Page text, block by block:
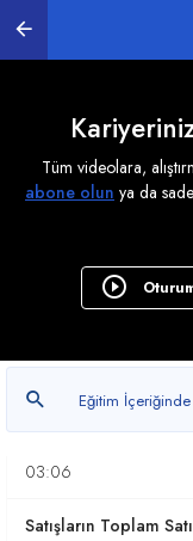
Tüm videolara,
abone olun ya da
Ülkeler Bazında Satış
04:31
Bürüt Karın Üstü
Yıllık Prim Hesabı
Yıllık Satış Raporu
Teslimat Günlerini
04:30
03:06
Satışların Toplam